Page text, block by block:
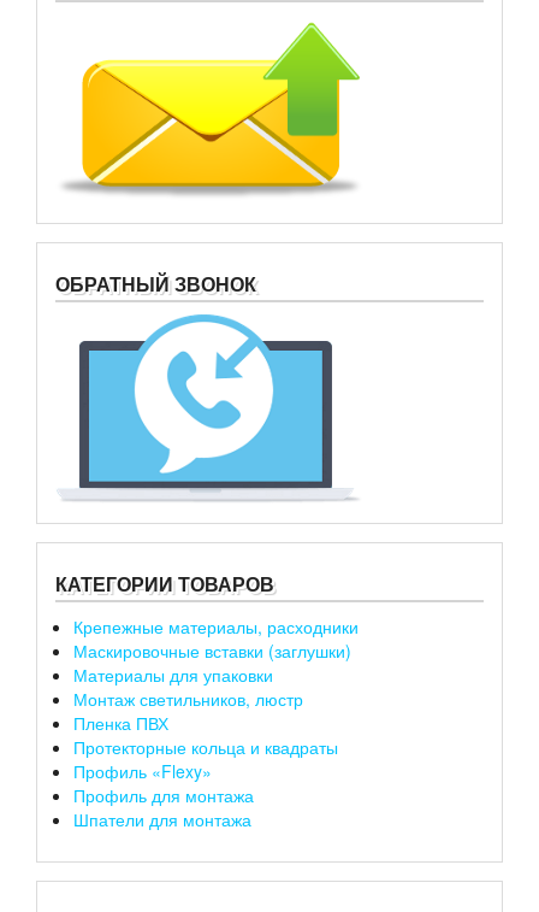
ОБРАТНЫЙ ЗВОНОК
КАТЕГОРИИ ТОВАРОВ
Крепежные материалы, расходники
Маскировочные вставки (заглушки)
Материалы для упаковки
Монтаж светильников, люстр
Пленка ПВХ
Протекторные кольца и квадраты
Профиль «Flexy»
Профиль для монтажа
Шпатели для монтажа